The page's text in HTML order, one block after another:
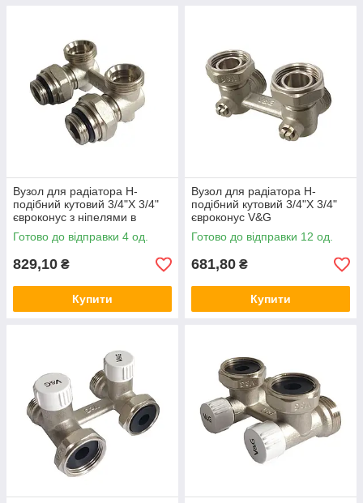
Вузол для радіатора Н-
подібний кутовий 3/4"X 3/4"
євроконус з ніпелями в
комплекті V&G
Готово до відправки 4 од.
829,10 ₴
Купити
Вузол для радіатора Н-
подібний кутовий 3/4"X 3/4"
євроконус V&G
Готово до відправки 12 од.
681,80 ₴
Купити